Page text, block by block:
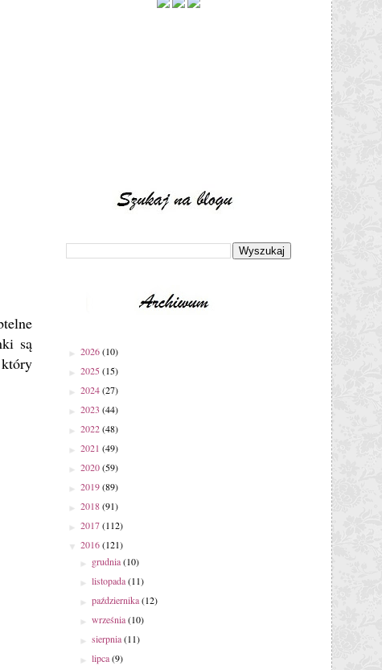
są
► 2026(10)
► 2025(15)
► 2024(27)
► 2023 (44)
► 2022(48)
► 2021 (49)
► 2020(59)
► 2019(89)
► 2018(91)
► 2017(112)
▼ 2016(121)
► grudnia(10)
►listopada(11)
►października(12)
►września(10)
►sierpnia(11)
►lipca(9)